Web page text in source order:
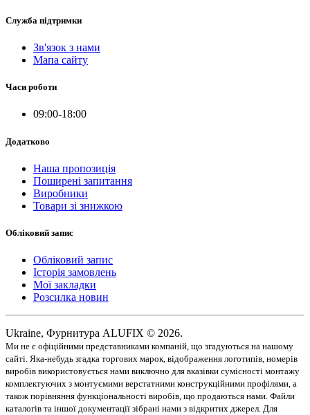
Служба підтримки
Зв'язок з нами
Мапа сайту
Часи роботи
09:00-18:00
Додатково
Наша пропозиція
Поширені запитання
Виробники
Товари зі знижкою
Обліковий запис
Обліковий запис
Історія замовлень
Мої закладки
Розсилка новин
Ukraine, Фурнитура ALUFIX © 2026.
Ми не є офіційними представниками компаній, що згадуються на нашому
сайті. Яка-небудь згадка торгових марок, відображення логотипів, номерів
виробів використовується нами виключно для вказівки сумісності монтажу
комплектуючих з монтуємими верстатними конструкційними профілями, а
також порівняння функціональності виробів, що продаються нами. Файли
каталогів та іншої документації зібрані нами з відкритих джерел. Для